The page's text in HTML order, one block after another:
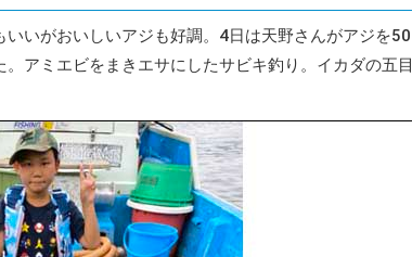
いいがおいしいアジも好調。4日は天野さんがアジを50
アミエビをまきエサにしたサビキ釣り。イカダの五目